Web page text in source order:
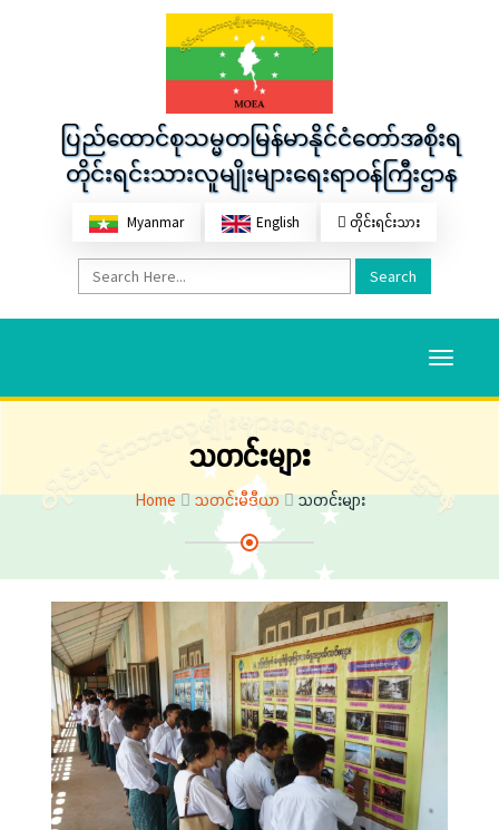
ပြည်ထောင်စုသမ္မတမြန်မာနိုင်ငံတော်အစိုးရ
တိုင်းရင်းသားလူမျိုးများရေးရာဝန်ကြီးဌာန
Myanmar English တိုင်းရင်းသား
Search
Toggle
သတင်းများ
Home သတင်းမီဒီယာ သတင်းများ